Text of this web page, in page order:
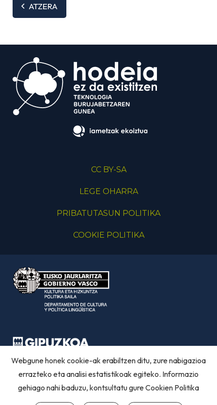
ATZERA
CC BY-SA
LEGE OHARRA
PRIBATUTASUN POLITIKA
COOKIE POLITIKA
Webgune honek cookie-ak erabiltzen ditu, zure nabigazioa
errazteko eta analisi estatistikoak egiteko. Informazio
gehiago nahi baduzu, kontsultatu gureCookien Politika